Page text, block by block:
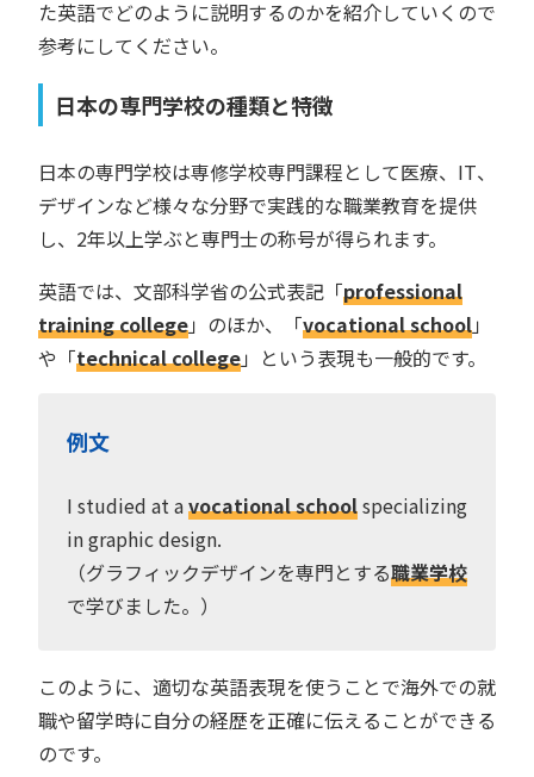
た英語でどのように説明するのかを紹介していくので
参考にしてください。
日本の専門学校の種類と特徴
日本の専門学校は専修学校専門課程として医療、IT、
デザインなど様々な分野で実践的な職業教育を提供
し、2年以上学ぶと専門士の称号が得られます。
英語では、文部科学省の公式表記「professional
training college」のほか、「vocational school」
や「technical college」という表現も一般的です。
例文
I studied at avocational schoolspecializing
in graphic design.
（グラフィックデザインを専門とする職業学校
で学びました。）
このように、適切な英語表現を使うことで海外での就
職や留学時に自分の経歴を正確に伝えることができる
のです。